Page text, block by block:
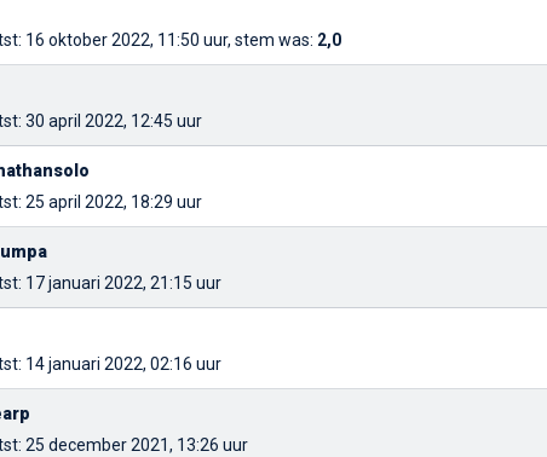
16 oktober 2022, 11:50 uur, stem was: 2,0
30 april 2022, 12:45 uur
25 april 2022, 18:29 uur
17 januari 2022, 21:15 uur
14 januari 2022, 02:16 uur
25 december 2021, 13:26 uur